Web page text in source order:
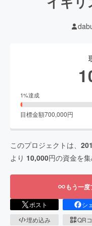
1%達成
目標金額700,000円
このプロジェクトは、
より 10,000円の資金を集
もう一
ポスト シ
埋め込み
QR